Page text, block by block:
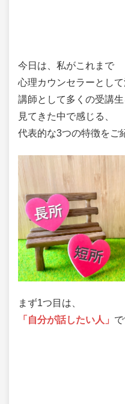
今日は、私がこれまで
心理カウンセラーとし
講師として多くの受講生
見てきた中で感じる、
代表的な3つの特徴をご
まず1つ目は、
「自分が話したい人」 で